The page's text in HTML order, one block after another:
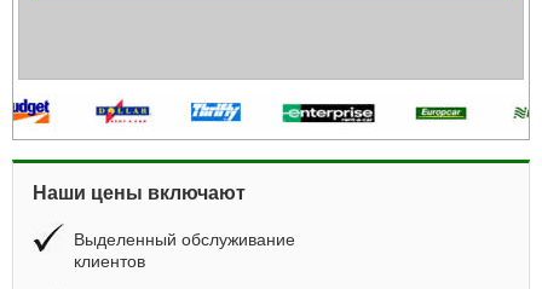
Наши цены включают
Выделенный обслуживание
клиентов